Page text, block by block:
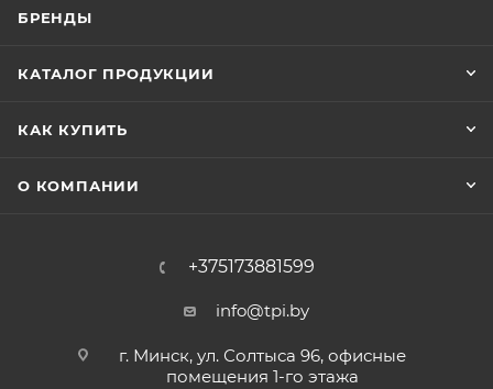
БРЕНДЫ
КАТАЛОГ ПРОДУКЦИИ
КАК КУПИТЬ
О КОМПАНИИ
+375173881599
info@tpi.by
г. Минск, ул. Солтыса 96, офисные
помещения 1-го этажа